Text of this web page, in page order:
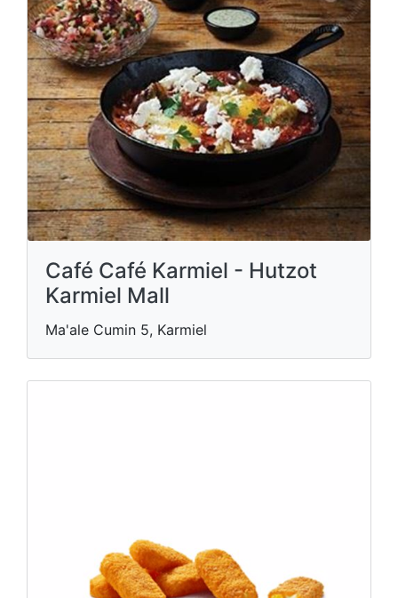
Café Café Karmiel - Hutzot
Karmiel Mall
Ma'ale Cumin 5, Karmiel